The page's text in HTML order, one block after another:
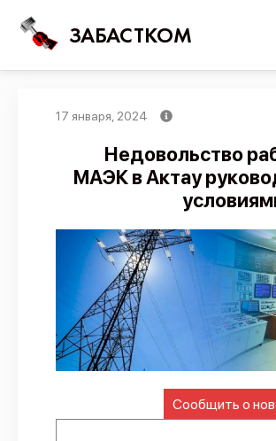
ЗАБАСТКОМ
Поиск
Новости
Карта событий
Трудовые конфликты
Отчеты
Предложить
Справочник
API
О проекте
17 января, 2024
Недовольство
МАЭК в Актау
Сообщить о